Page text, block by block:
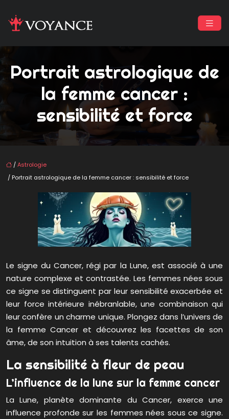
Portrait astrologique de
la femme cancer :
sensibilité et force
/Astrologie
/ Portrait astrologique de la femme cancer : sensibilité et force
Le signe du Cancer, régi par la Lune, est associé à une
nature complexe et contrastée. Les femmes nées sous
ce signe se distinguent par leur sensibilité exacerbée et
leur force intérieure inébranlable, une combinaison qui
leur confère un charme unique. Plongez dans l’univers de
la femme Cancer et découvrez les facettes de son
âme, de son intuition à ses talents cachés.
La sensibilité à fleur de peau
L’influence de la lune sur la femme cancer
La Lune, planète dominante du Cancer, exerce une
influence profonde sur les femmes nées sous ce signe.